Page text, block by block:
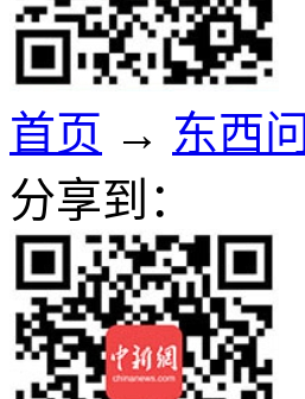
首页 → 东西问
分享到：